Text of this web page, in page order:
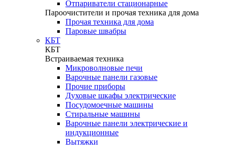
Отпариватели стационарные
Пароочистители и прочая техника для дома
Прочая техника для дома
Паровые швабры
КБТ
КБТ
Встраиваемая техника
Микроволновые печи
Варочные панели газовые
Прочие приборы
Духовые шкафы электрические
Посудомоечные машины
Стиральные машины
Варочные панели электрические и
индукционные
Вытяжки